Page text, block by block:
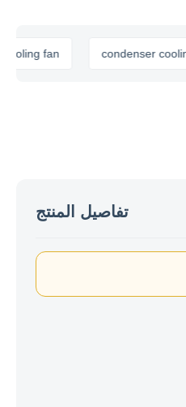
condenser cooling fan
fan
تفاصيل المنتج